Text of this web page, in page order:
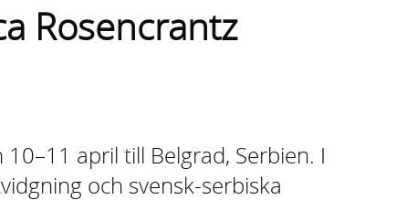
Rosencrantz
10–11 april till Belgrad, Serbien. I
och svensk-serbiska